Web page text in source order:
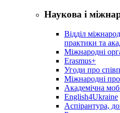
Наукова і
Відділ
практики та
Міжнародні
Erasmus+
Угоди про
Міжнародні
Академічна
English4Ukraine
Аспірантура,